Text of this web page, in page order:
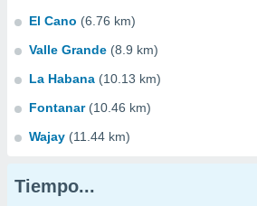
El Cano (6.76 km)
Valle Grande (8.9 km)
La Habana (10.13 km)
Fontanar (10.46 km)
Wajay (11.44 km)
Tiempo...